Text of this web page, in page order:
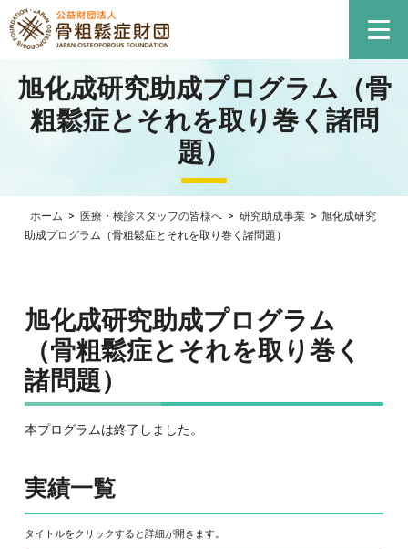
旭化成研究助成プログラム（骨
粗鬆症とそれを取り巻く諸問
題）
ホーム > 医療・検診スタッフの皆様へ > 研究助成事業 > 旭化成研究
助成プログラム（骨粗鬆症とそれを取り巻く諸問題）
旭化成研究助成プログラム
（骨粗鬆症とそれを取り巻く
諸問題）
本プログラムは終了しました。
実績一覧
タイトルをクリックすると詳細が開きます。